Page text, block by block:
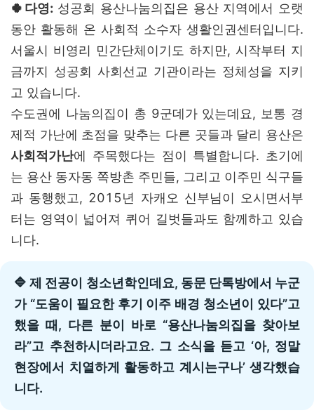
🍀다영:성공회 용산나눔의집은 용산 지역에서 오랫
동안 활동해 온 사회적 소수자 생활인권센터입니다.
서울시 비영리 민간단체이기도 하지만, 시작부터 지
금까지 성공회 사회선교 기관이라는 정체성을 지키
고 있습니다.
수도권에 나눔의집이 총 9군데가 있는데요, 보통 경
제적 가난에 초점을 맞추는 다른 곳들과 달리 용산은
사회적가난에 주목했다는 점이 특별합니다. 초기에
는 용산 동자동 쪽방촌 주민들, 그리고 이주민 식구들
과 동행했고, 2015년 자캐오 신부님이 오시면서부
터는 영역이 넓어져 퀴어 길벗들과도 함께하고 있습
니다.
🔷 제 전공이 청소년학인데요, 동문 단톡방에서 누군
가 “도움이 필요한 후기 이주 배경 청소년이 있다”고
했을 때, 다른 분이 바로 “용산나눔의집을 찾아보
라”고 추천하시더라고요. 그 소식을 듣고 ‘아, 정말
현장에서 치열하게 활동하고 계시는구나’ 생각했습
니다.